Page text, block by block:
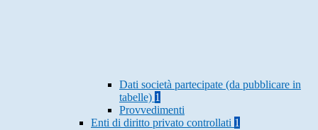
Dati società partecipate (da pubblicare in
tabelle) 1
Provvedimenti
Enti di diritto privato controllati 1